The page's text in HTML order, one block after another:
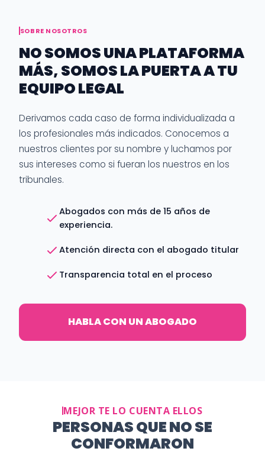
SOBRE NOSOTROS
NO SOMOS UNA PLATAFORMA
MÁS, SOMOS LA PUERTA A TU
EQUIPO LEGAL
Derivamos cada caso de forma individualizada a
los profesionales más indicados. Conocemos a
nuestros clientes por su nombre y luchamos por
sus intereses como si fueran los nuestros en los
tribunales.
Abogados con más de 15 años de
experiencia.
Atención directa con el abogado titular
Transparencia total en el proceso
HABLA CON UN ABOGADO
MEJOR TE LO CUENTA ELLOS
PERSONAS QUE NO SE
CONFORMARON